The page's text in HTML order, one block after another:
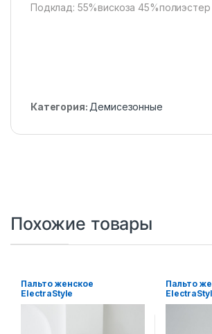
Подклад: 55%вискоза 45%полиэстер
Категория: Демисезонные
Похожие товары
Пальто женское
ElectraStyle
НП2У-8033мкл-282
Пальто
0165